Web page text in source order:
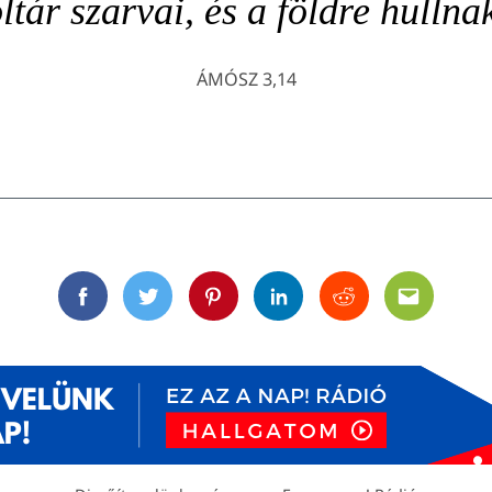
szarvai, és a földre
ÁMÓSZ 3,14
FacebookTwitterPinterestLinkedinRedditEmail